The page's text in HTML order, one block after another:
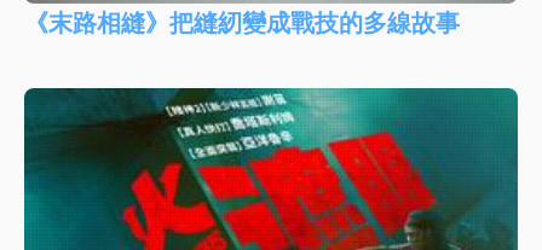
《末路相縫》把縫紉變成戰技的多線故事